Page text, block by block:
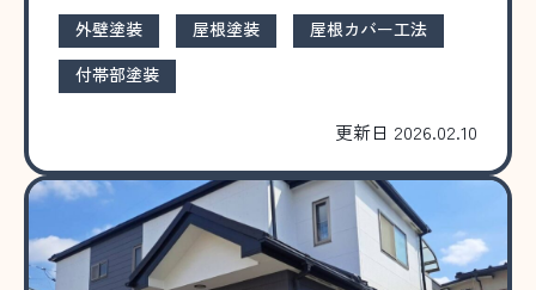
外壁塗装 屋根塗装
屋根カバー工法
付帯部塗装
更新日 2026.02.10